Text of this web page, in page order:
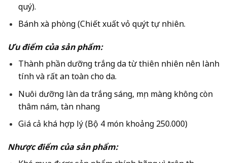
quý).
Bánh xà phòng (Chiết xuất vỏ quýt tự nhiên.
Ưu điểm của sản phẩm:
Thành phần dưỡng trắng da từ thiên nhiên nên lành
tính và rất an toàn cho da.
Nuôi dưỡng làn da trắng sáng, mịn màng không còn
thâm nám, tàn nhang
Giá cả khá hợp lý (Bộ 4 món khoảng 250.000)
Nhược điểm của sản phẩm: